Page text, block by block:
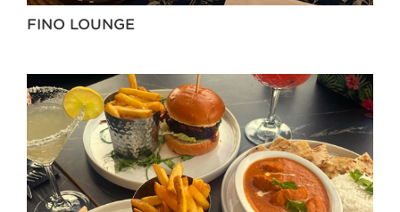
FINO LOUNGE